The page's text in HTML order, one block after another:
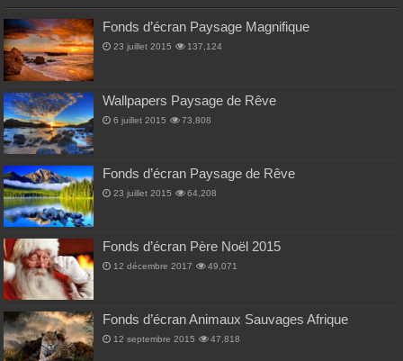
Fonds d’écran Paysage Magnifique
23 juillet 2015 137,124
Wallpapers Paysage de Rêve
6 juillet 2015 73,808
Fonds d’écran Paysage de Rêve
23 juillet 2015 64,208
Fonds d’écran Père Noël 2015
12 décembre 2017 49,071
Fonds d’écran Animaux Sauvages Afrique
12 septembre 2015 47,818